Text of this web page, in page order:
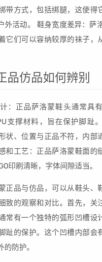
带方式，包括绑腿，这使得
外活动。 鞋身宽度差异：萨
它们可以容纳较厚的袜子，
品仿品如何辨别
：正品萨洛蒙鞋头通常具
支撑材料，旨在保护脚趾
状、位置与正品不符，内部
和工艺：正品萨洛蒙鞋面的
印刷清晰，字体间隙适当。
正品与仿品，可以从鞋头、
致的观察和对比。首先，关
常有一个独特的弧形凹槽设
趾的保护。这个凹槽内部会
防护。